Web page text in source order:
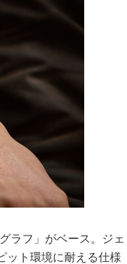
ラフ」がベース。ジェ
ット環境に耐える仕様